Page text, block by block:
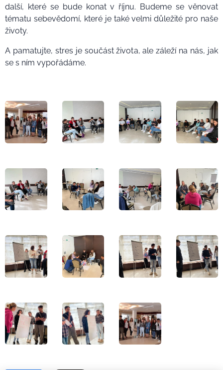
další, které se bude konat v říjnu. Budeme se věnovat
tématu sebevědomí, které je také velmi důležité pro naše
životy.
A pamatujte, stres je součást života, ale záleží na nás, jak
se s ním vypořádáme.